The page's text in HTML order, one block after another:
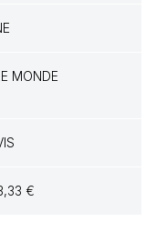
MONDE
€